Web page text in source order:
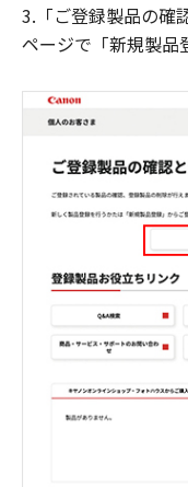
3.「ご登録製品の確
ページで「新規製品